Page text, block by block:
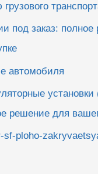
под заказ: полное
автомобиля
решение для
sf-ploho-